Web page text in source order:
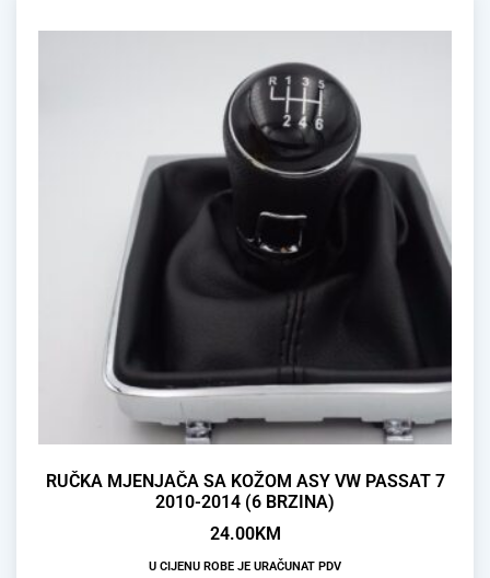
RUČKA MJENJAČA SA KOŽOM ASY VW PASSAT 7
2010-2014 (6 BRZINA)
24.00KM
U CIJENU ROBE JE URAČUNAT PDV